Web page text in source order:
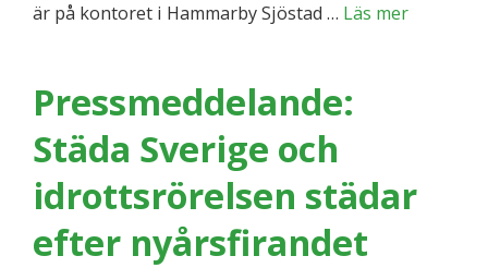
är på kontoret i Hammarby Sjöstad … Läs mer
Pressmeddelande:
Städa Sverige och
idrottsrörelsen städar
efter nyårsfirandet